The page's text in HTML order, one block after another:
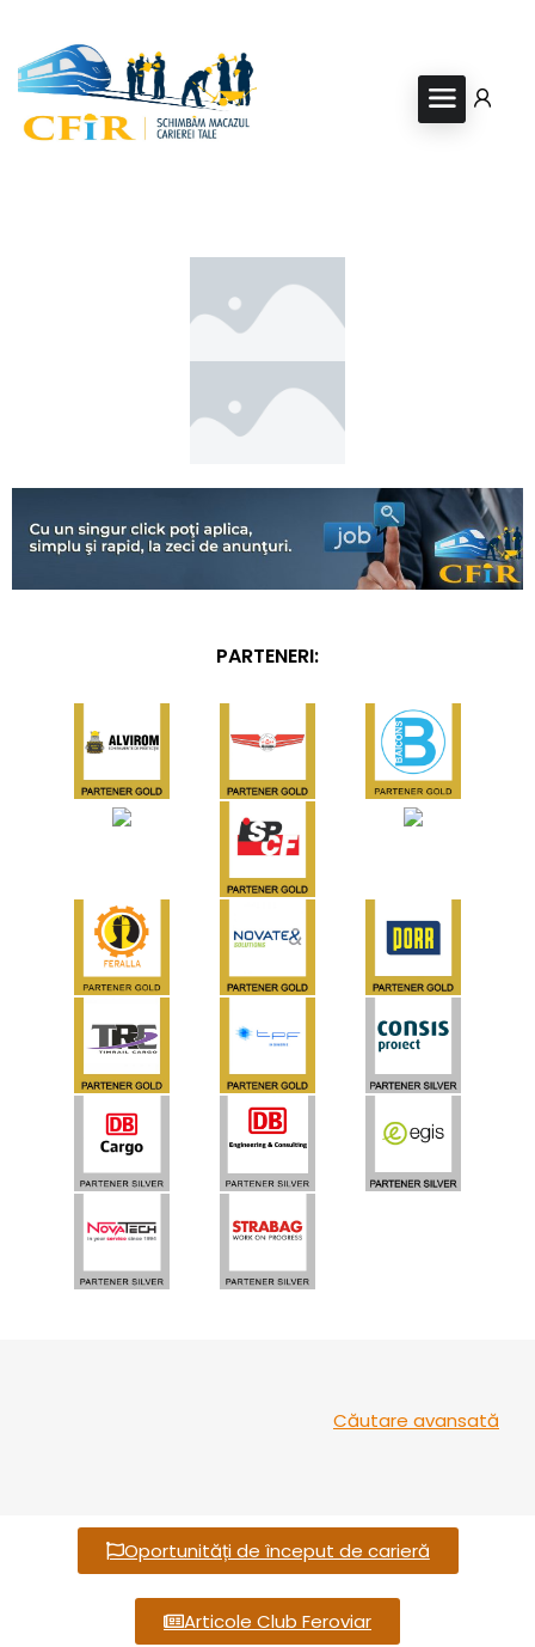
PARTENERI:
Căutare avansată
Oportunități de început de carieră
Articole Club Feroviar